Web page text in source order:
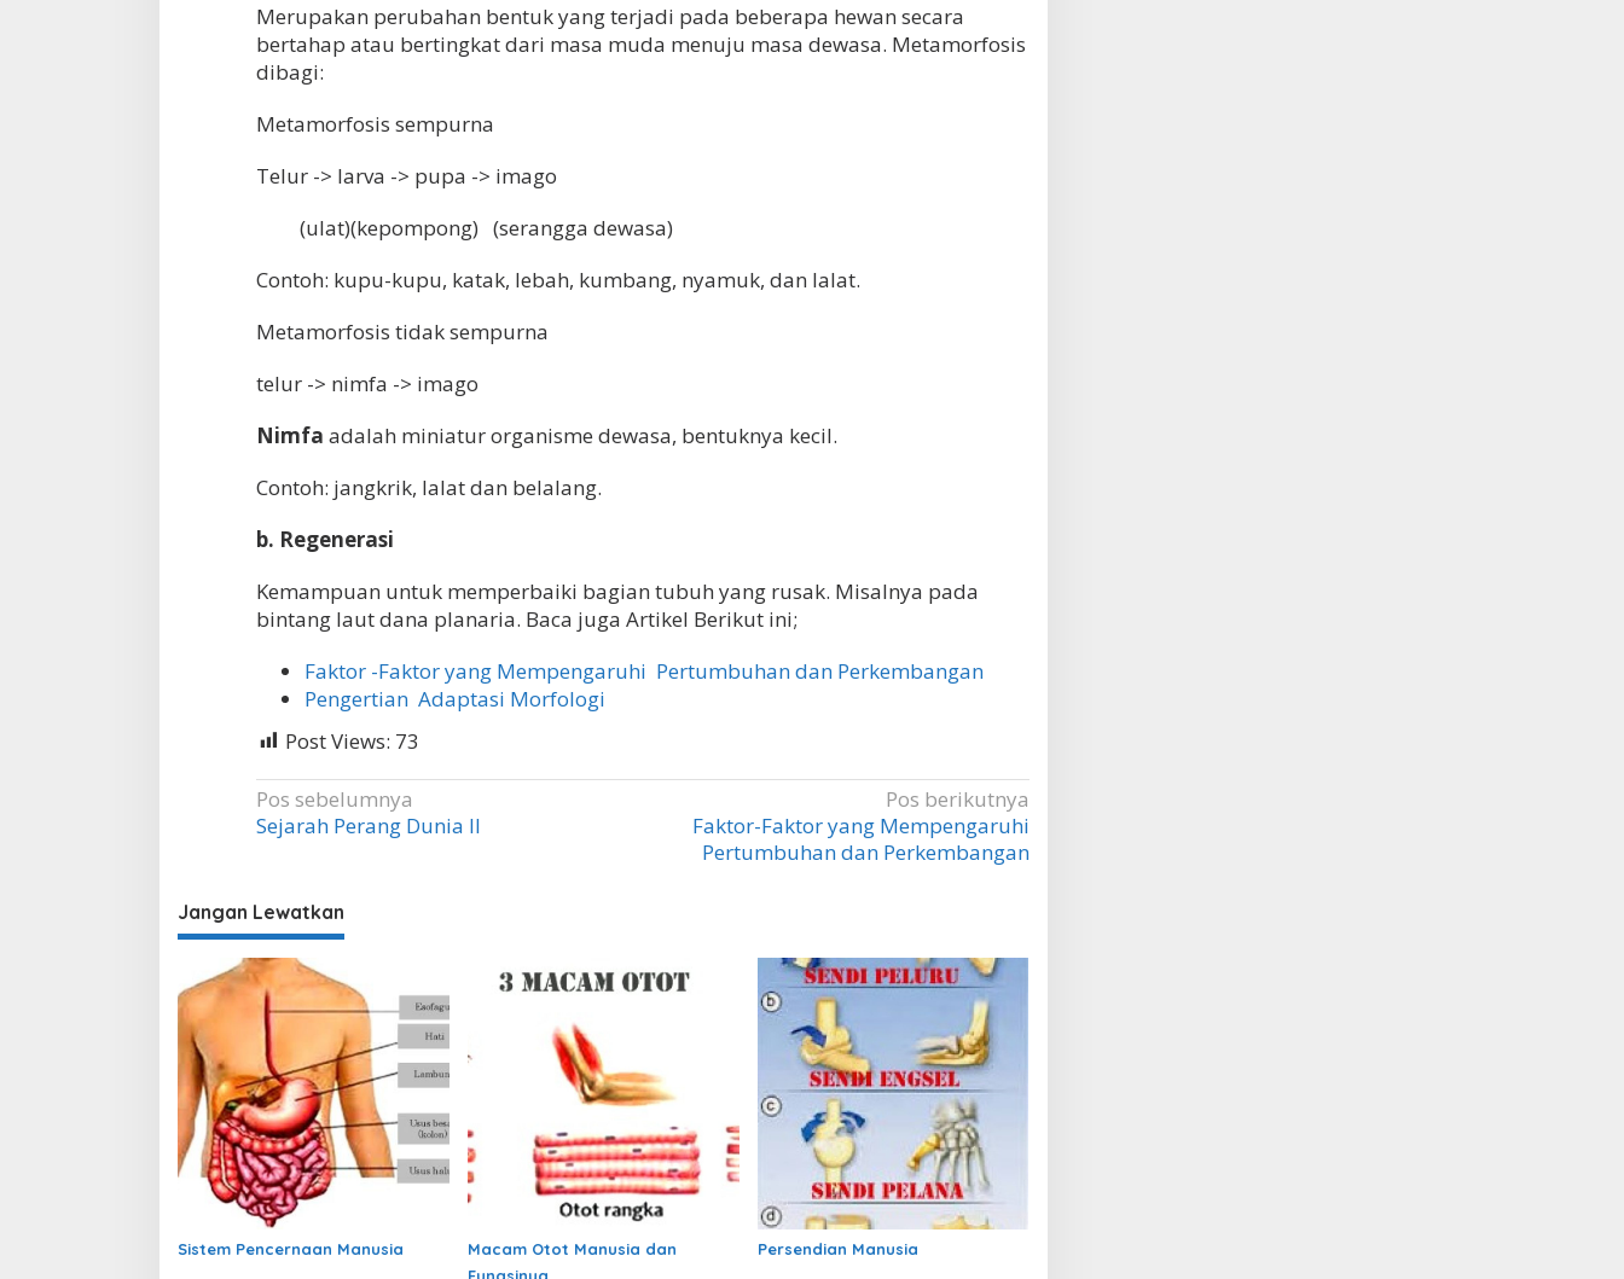
Merupakan perubahan bentuk yang terjadi pada beberapa hewan secara
bertahap atau bertingkat dari masa muda menuju masa dewasa. Metamorfosis
dibagi:
Metamorfosis sempurna
Telur -> larva -> pupa -> imago
(ulat)(kepompong) (serangga dewasa)
Contoh: kupu-kupu, katak, lebah, kumbang, nyamuk, dan lalat.
Metamorfosis tidak sempurna
telur -> nimfa -> imago
Nimfa adalah miniatur organisme dewasa, bentuknya kecil.
Contoh: jangkrik, lalat dan belalang.
b. Regenerasi
Kemampuan untuk memperbaiki bagian tubuh yang rusak. Misalnya pada
bintang laut dana planaria. Baca juga Artikel Berikut ini;
Faktor -Faktor yang Mempengaruhi Pertumbuhan dan Perkembangan
Pengertian Adaptasi Morfologi
Post Views: 73
Navigasi
pos
Pos sebelumnya
Sejarah Perang Dunia II
Pos berikutnya
Faktor-Faktor yang Mempengaruhi
Pertumbuhan dan Perkembangan
Jangan Lewatkan
Sistem Pencernaan Manusia
Macam Otot Manusia dan
Persendian Manusia